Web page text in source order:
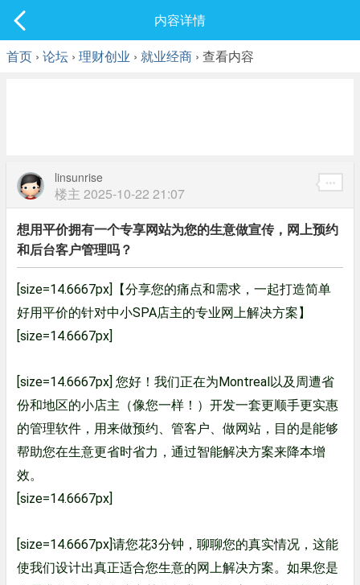
最新发表
内容详情
首页 › 论坛 › 理财创业 › 就业经商 › 查看内容
linsunrise
楼主 2025-10-22 21:07
想用平价拥有一个专享网站为您的生意做宣传，网上预约
和后台客户管理吗？
[size=14.6667px]【分享您的痛点和需求，一起打造简单
好用平价的针对中小SPA店主的专业网上解决方案】
[size=14.6667px]
[size=14.6667px] 您好！我们正在为Montreal以及周遭省
份和地区的小店主（像您一样！）开发一套更顺手更实惠
的管理软件，用来做预约、管客户、做网站，目的是能够
帮助您在生意更省时省力，通过智能解决方案来降本增
效。
[size=14.6667px]
[size=14.6667px]请您花3分钟，聊聊您的真实情况，这能
使我们设计出真正适合您生意的网上解决方案。如果您是